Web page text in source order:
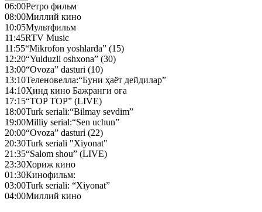
06:00Ретро фильм
08:00Миллий кино
10:05Мультфильм
11:45RTV Music
11:55“Mikrofon yoshlarda” (15)
12:20“Yulduzli oshxona” (30)
13:00“Ovoza” dasturi (10)
13:10Теленовелла:“Буни ҳаёт дейдилар”
14:10Ҳинд кино Бажранги оға
17:15“TOP TOP” (LIVE)
18:00Turk seriali:“Bilmay sevdim”
19:00Milliy serial:“Sen uchun”
20:00“Ovoza” dasturi (22)
20:30Turk seriali "Xiyonat"
21:35“Salom shou” (LIVE)
23:30Хориж кино
01:30Кинофильм:
03:00Turk seriali: “Xiyonat”
04:00Миллий кино